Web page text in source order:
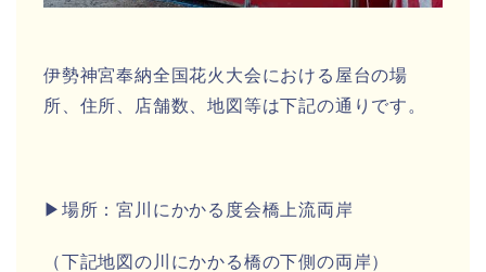
伊勢神宮奉納全国花火大会における屋台の場
所、住所、店舗数、地図等は下記の通りです。
▶場所：宮川にかかる度会橋上流両岸
（下記地図の川にかかる橋の下側の両岸）